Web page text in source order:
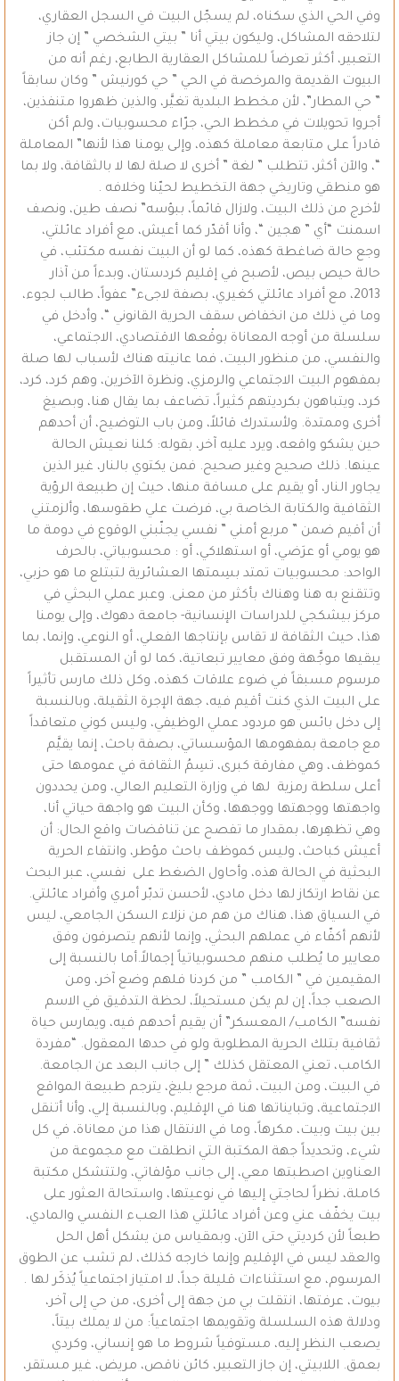
وفي الحي الذي سكناه، لم يسجّل البيت في السجل العقاري،
لتلاحقه المشاكل، وليكون بيتي أنا ” بيتي الشخصي ” إن جاز
التعبير، أكثر تعرضاً للمشاكل العقارية الطابع، رغم أنه من
البيوت القديمة والمرخصة في الحي ” حي كورنيش ” وكان سابقاً
” حي المطار”، لأن مخطط البلدية تغيَّر، والذين ظهروا متنفذين،
أجروا تحويلات في مخطط الحي، جرّاء محسوبيات، ولم أكن
قادراً على متابعة معاملة كهذه، وإلى يومنا هذا لأنها” المعاملة
“، والآن أكثر، تتطلب ” لغة ” أخرى لا صلة لها لا بالثقافة، ولا بما
هو منطقي وتاريخي جهة التخطيط لحيّنا وخلافه .
لأخرج من ذلك البيت، ولازال قائماً، ببؤسه” نصف طين، ونصف
اسمنت “أي ” هجين “، وأنا أقدّر كما أعيش، مع أفراد عائلتي،
وجع حالة ضاغطة كهذه، كما لو أن البيت نفسه مكتئب، في
حالة حيص بيص، لأصبح في إقليم كردستان، وبدءاً من آذار
2013، مع أفراد عائلتي كغيري، بصفة لاجىء” عفواً، طالب لجوء،
وما في ذلك من انخفاض سقف الحرية القانوني “، وأدخل في
سلسلة من أوجه المعاناة بوقْعها الاقتصادي، الاجتماعي،
والنفسي، من منظور البيت، فما عانيته هناك لأسباب لها صلة
بمفهوم البيت الاجتماعي والرمزي، ونظرة الآخرين، وهم كرد، كرد،
كرد، ويتباهون بكرديتهم كثيراً، تضاعف بما يقال هنا، وبصيغ
أخرى وممتدة. ولأستدرك قائلاً، ومن باب التوضيح، أن أحدهم
حين يشكو واقعه، ويرد عليه آخر، بقوله: كلنا نعيش الحالة
عينها. ذلك صحيح وغير صحيح. فمن يكتوي بالنار، غير الذين
يجاور النار، أو يقيم على مسافة منها، حيث إن طبيعة الرؤية
الثقافية والكتابة الخاصة بي، فرضت علي طقوسها، وألزمتني
أن أقيم ضمن ” مربع أمني ” نفسي يجنّبني الوقوع في دومة ما
هو يومي أو عرَضي، أو استهلاكي، أو : محسوبياتي، بالحرف
الواحد: محسوبيات تمتد بسِمتها العشائرية لتبتلع ما هو حزبي،
وتتقنع به هنا وهناك بأكثر من معنى. وعبر عملي البحثي في
مركز بيشكجي للدراسات الإنسانية- جامعة دهوك، وإلى يومنا
هذا، حيث الثقافة لا تقاس بإنتاجها الفعلي، أو النوعي، وإنما، بما
يبقيها موجَّهة وفق معايير تبعاتية، كما لو أن المستقبل
مرسوم مسبقاً في ضوء علاقات كهذه، وكل ذلك مارس تأثيراً
على البيت الذي كنت أقيم فيه، جهة الإجرة الثقيلة، وبالنسبة
إلى دخل بائس هو مردود عملي الوظيفي، وليس كوني متعاقداً
مع جامعة بمفهومها المؤسساتي، بصفة باحث، إنما يقيَّم
كموظف، وهي مفارقة كبرى، تسِمُ الثقافة في عمومها حتى
أعلى سلطة رمزية لها في وزارة التعليم العالي، ومن يحددون
واجهتها ووجهتها ووجهها، وكأن البيت هو واجهة حياتي أنا،
وهي تظهِرها، بمقدار ما تفصح عن تناقضات واقع الحال: أن
أعيش كباحث، وليس كموظف باحث مؤطر، وانتفاء الحرية
البحثية في الحالة هذه، وأحاول الضغط على نفسي، عبر البحث
عن نقاط ارتكاز لها دخل مادي، لأحسن تدبّر أمري وأفراد عائلتي.
في السياق هذا، هناك من هم من نزلاء السكن الجامعي، ليس
لأنهم أكفّاء في عملهم البحثي، وإنما لأنهم يتصرفون وفق
معايير ما يُطلب منهم محسوبياتياً إجمالاً.أما بالنسبة إلى
المقيمين في ” الكامب ” من كردنا فلهم وضع آخر، ومن
الصعب جداً، إن لم يكن مستحيلاً، لحظة التدقيق في الاسم
نفسه” الكامب/ المعسكر” أن يقيم أحدهم فيه، ويمارس حياة
ثقافية بتلك الحرية المطلوبة ولو في حدها المعقول. “مفردة
الكامب، تعني المعتقل كذلك ” إلى جانب البعد عن الجامعة.
في البيت، ومن البيت، ثمة مرجع بليغ، يترجم طبيعة المواقع
الاجتماعية، وتبايناتها هنا في الإقليم، وبالنسبة إلي، وأنا أتنقل
بين بيت وبيت، مكرهاً، وما في الانتقال هذا من معاناة، في كل
شيء، وتحديداً جهة المكتبة التي انطلقت مع مجموعة من
العناوين اصطبتها معي، إلى جانب مؤلفاتي، ولتتشكل مكتبة
كاملة، نظراً لحاجتي إليها في نوعيتها، واستحالة العثور على
بيت يخفّف عني وعن أفراد عائلتي هذا العبء النفسي والمادي،
طبعاً لأن كرديتي حتى الآن، وبمقياس من يشكل أهل الحل
والعقد ليس في الإقليم وإنما خارجه كذلك، لم تشب عن الطوق
المرسوم، مع استثناءات قليلة جداً، لا امتياز اجتماعياً يُذكَر لها .
بيوت، عرفتها، انتقلت بي من جهة إلى أخرى، من حي إلى آخر،
ودلالة هذه السلسلة وتقويمها اجتماعياً: من لا يملك بيتاً،
يصعب النظر إليه، مستوفياً شروط ما هو إنساني، وكردي
بعمق. اللابيتي، إن جاز التعبير، كائن ناقص، مريض، غير مستقر،